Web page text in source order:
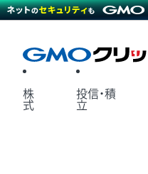
株
式
投信・積
立